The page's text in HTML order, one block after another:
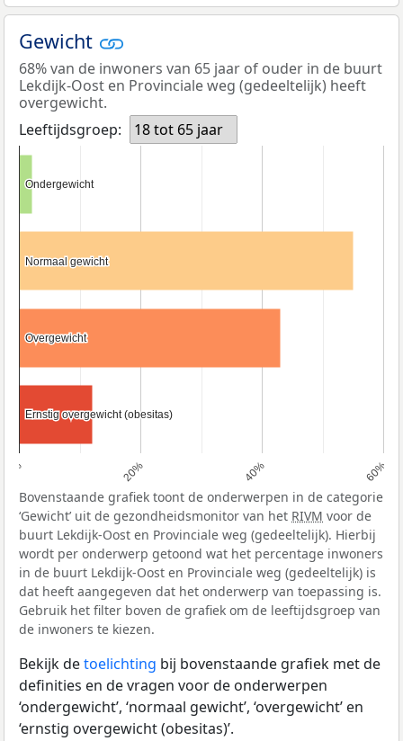
Gewicht
68% van de inwoners van 65 jaar of ouder in de buurt
Lekdijk-Oost en Provinciale weg (gedeeltelijk) heeft
overgewicht.
Leeftijdsgroep:
18 tot 65 jaar
0% 20% 40% 60%
Ondergewicht
Ondergewicht
Normaal gewicht
Normaal gewicht
Overgewicht
Overgewicht
Ernstig overgewicht (obesitas)
Ernstig overgewicht (obesitas)
Bovenstaande grafiek toont de onderwerpen in de categorie
‘Gewicht’ uit de gezondheidsmonitor van het RIVM voor de
buurt Lekdijk-Oost en Provinciale weg (gedeeltelijk). Hierbij
wordt per onderwerp getoond wat het percentage inwoners
in de buurt Lekdijk-Oost en Provinciale weg (gedeeltelijk) is
dat heeft aangegeven dat het onderwerp van toepassing is.
Gebruik het filter boven de grafiek om de leeftijdsgroep van
de inwoners te kiezen.
Bekijk detoelichting bij bovenstaande grafiek met de
definities en de vragen voor de onderwerpen
‘ondergewicht’, ‘normaal gewicht’, ‘overgewicht’ en
‘ernstig overgewicht (obesitas)’.